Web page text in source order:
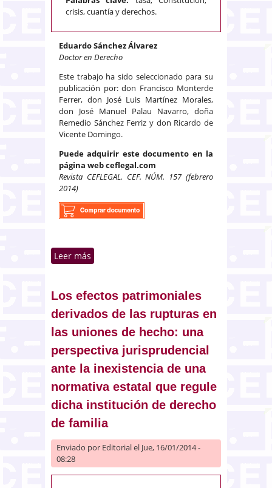
crisis, cuantía y derechos.
Eduardo Sánchez Álvarez
Doctor en Derecho
Este trabajo ha sido seleccionado para su
publicación por: don Francisco Monterde
Ferrer, don José Luis Martínez Morales,
don José Manuel Palau Navarro, doña
Remedio Sánchez Ferriz y don Ricardo de
Vicente Domingo.
Puede adquirir este documento en la
página web ceflegal.com
Revista CEFLEGAL. CEF. NÚM. 157 (febrero
2014)
Leer más
Los efectos patrimoniales
derivados de las rupturas en
las uniones de hecho: una
perspectiva jurisprudencial
ante la inexistencia de una
normativa estatal que regule
dicha institución de derecho
de familia
Enviado por Editorialel Jue, 16/01/2014 -
08:28